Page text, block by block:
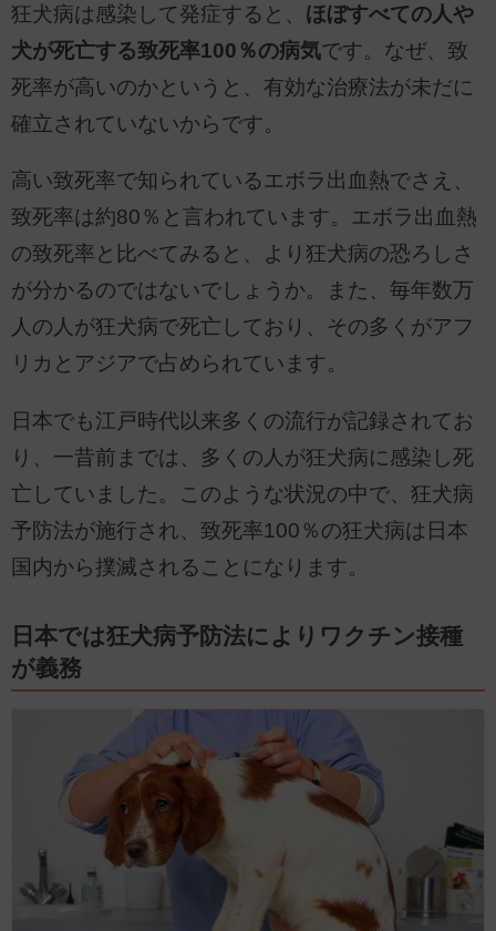
狂犬病は感染して発症すると、 ほぼすべての人や
犬が死亡する致死率100％の病気です。なぜ、致
死率が高いのかというと、有効な治療法が未だに
確立されていないからです。
高い致死率で知られているエボラ出血熱でさえ、
致死率は約80％と言われています。エボラ出血熱
の致死率と比べてみると、より狂犬病の恐ろしさ
が分かるのではないでしょうか。また、毎年数万
人の人が狂犬病で死亡しており、その多くがアフ
リカとアジアで占められています。
日本でも江戸時代以来多くの流行が記録されてお
り、一昔前までは、多くの人が狂犬病に感染し死
亡していました。このような状況の中で、狂犬病
予防法が施行され、致死率100％の狂犬病は日本
国内から撲滅されることになります。
日本では狂犬病予防法によりワクチン接種
が義務